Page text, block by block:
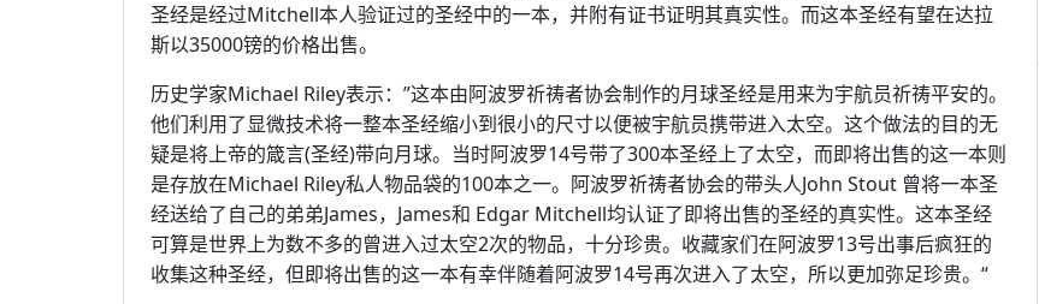
圣经是经过Mitchell本人验证过的圣经中的一本，并附有证书证明其真实性。而这本圣经有望在达拉
斯以35000镑的价格出售。
历史学家Michael Riley表示：”这本由阿波罗祈祷者协会制作的月球圣经是用来为宇航员祈祷平安的。
他们利用了显微技术将一整本圣经缩小到很小的尺寸以便被宇航员携带进入太空。这个做法的目的无
疑是将上帝的箴言(圣经)带向月球。当时阿波罗14号带了300本圣经上了太空，而即将出售的这一本则
是存放在Michael Riley私人物品袋的100本之一。阿波罗祈祷者协会的带头人John Stout 曾将一本圣
经送给了自己的弟弟James，James和 Edgar Mitchell均认证了即将出售的圣经的真实性。这本圣经
可算是世界上为数不多的曾进入过太空2次的物品，十分珍贵。收藏家们在阿波罗13号出事后疯狂的
收集这种圣经，但即将出售的这一本有幸伴随着阿波罗14号再次进入了太空，所以更加弥足珍贵。“